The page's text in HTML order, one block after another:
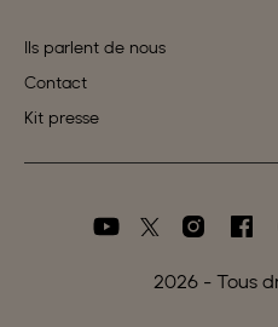
Ils parlent de nous
Contact
Kit presse
2026- Tous